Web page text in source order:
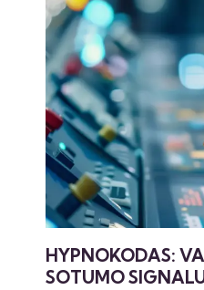
HYPNOKODAS:
SOTUMO